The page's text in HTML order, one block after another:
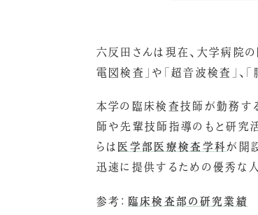
六反田さんは現在、大学病院の
電図検査」や「超音波検査」、
本学の臨床検査技師が勤務す
師や先輩技師指導のもと研究
らは 医学部医療検査学科 が開
迅速に提供するための優秀な
参考： 臨床検査部の研究業績